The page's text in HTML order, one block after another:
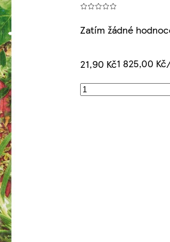
Zatím žádné
21,90 Kč1 825,00